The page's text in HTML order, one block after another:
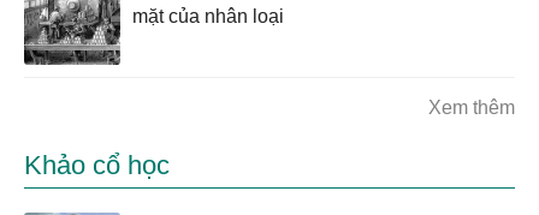
mặt của nhân loại
Xem thêm
Khảo cổ học